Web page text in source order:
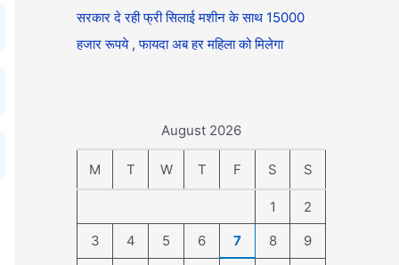
सरकार दे रही फ्री सिलाई मशीन के साथ 15000
हजार रूपये , फायदा अब हर महिला को मिलेगा
August 2026
M T W T F S S
1
2
3
4 5 6 7 8 9